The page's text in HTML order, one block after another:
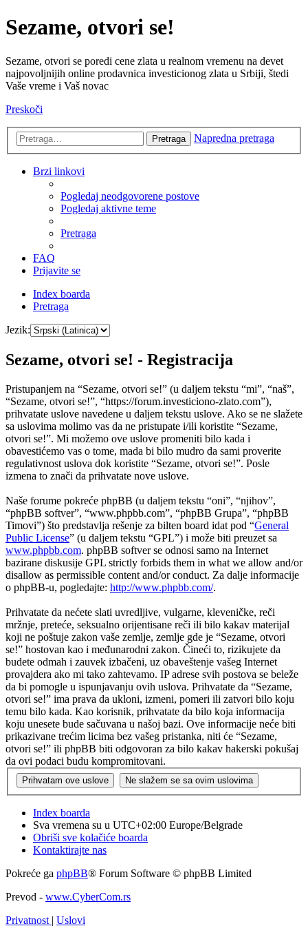
Sezame, otvori se!
Sezame, otvori se poredi cene zlata u realnom vremenu na devet
najpovoljnijih online prodavnica investicionog zlata u Srbiji, štedi
Vaše vreme i Vaš novac
Preskoči
Pretraga Napredna pretraga
Brzi linkovi
Pogledaj neodgovorene postove
Pogledaj aktivne teme
Pretraga
FAQ
Prijavite se
Index boarda
Pretraga
Jezik:
Sezame, otvori se! - Registracija
Pristupanjem na “Sezame, otvori se!” (u daljem tekstu “mi”, “naš”,
“Sezame, otvori se!”, “https://forum.investiciono-zlato.com”),
prihvatate uslove navedene u daljem tekstu uslove. Ako se ne slažete
sa uslovima molimo vas da ne pristupate i/ili koristite “Sezame,
otvori se!”. Mi možemo ove uslove promeniti bilo kada i
obavestićemo vas o tome, mada bi bilo mudro da sami proverite
regulativnost uslova dok koristite “Sezame, otvori se!”. Posle
izmena to znači da prihvatate nove uslove.
Naše forume pokreće phpBB (u daljem tekstu “oni”, “njihov”,
“phpBB softver”, “www.phpbb.com”, “phpBB Grupa”, “phpBB
Timovi”) što predstavlja rešenje za bilten board idat pod “General
Public License” (u daljem tekstu “GPL”) i može biti preuzet sa
www.phpbb.com. phpBB softver se odnosi samo na Internet
bazirane diskusije GPL strictly forbids them in what we allow and/or
disallow as permissible content and/or conduct. Za dalje informacije
o phpBB-u, pogledajte: http://www.phpbb.com/.
Prihvatate da nećete slati uvredljive, vulgarne, kleveničke, reči
mržnje, preteće, seksualno orijentisane reči ili bilo kakav materijal
koji ne poštuje zakon vaše zemlje, zemlje gde je “Sezame, otvori
se!” hostovan kao i međunarodni zakon. Čineći to, rizikujete da
budete odmah i zauvek izbačeni, uz obaveštenje vašeg Internet
provajdera ako mi tako zahtevamo. IP adrese svih postova se beleže
da bi pomogle u ispunjavanju ovih uslova. Prihvatate da “Sezame,
otvori se!” ima prava da ukloni, izmeni, pomeri ili zatvori bilo koju
temu bilo kada. Kao korisnik, prihvatate da bilo koja informacija
koju unesete bude sačuvana u našoj bazi. Ove informacije neće biti
prikazivane trećim licima bez vašeg pristanka, niti će “Sezame,
otvori se!” ili phpBB biti odgovoran za bilo kakav hakerski pokušaj
da ovi podaci budu kompromitovani.
Index boarda
Sva vremena su u UTC+02:00 Europe/Belgrade
Obriši sve kolačiće boarda
Kontaktirajte nas
Pokreće ga phpBB® Forum Software © phpBB Limited
Prevod - www.CyberCom.rs
Privatnost | Uslovi